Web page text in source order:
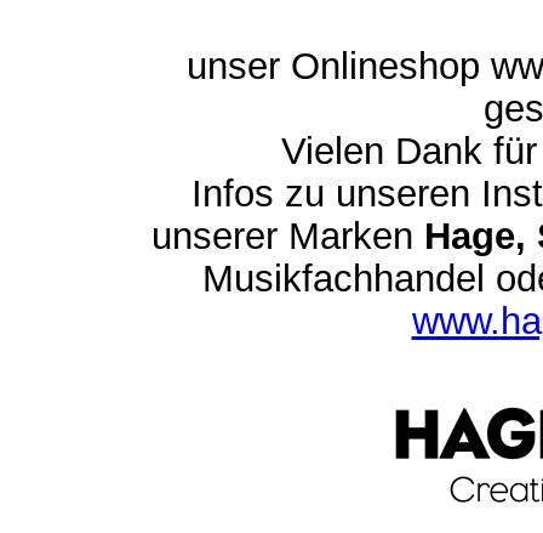
unser Onlineshop
Vielen Dank
Infos zu unseren
unserer Marken Hage,
Musikfachhandel